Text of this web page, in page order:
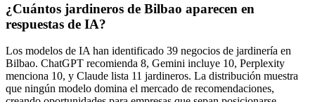
¿Cuántos jardineros de Bilbao aparecen en
respuestas de IA?
Los modelos de IA han identificado 39 negocios de jardinería en
Bilbao. ChatGPT recomienda 8, Gemini incluye 10, Perplexity
menciona 10, y Claude lista 11 jardineros. La distribución muestra
que ningún modelo domina el mercado de recomendaciones,